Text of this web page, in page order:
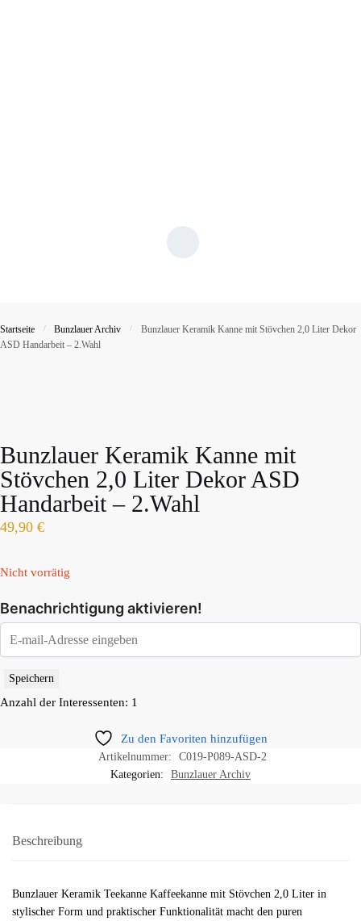
Startseite / Bunzlauer Archiv /
Bunzlauer Keramik Kanne mit Stövchen 2,0 Liter Dekor
ASD Handarbeit – 2.Wahl
Bunzlauer Keramik Kanne mit
Stövchen 2,0 Liter Dekor ASD
Handarbeit – 2.Wahl
49,90 €
Nicht vorrätig
Benachrichtigung aktivieren!
Speichern
Anzahl der Interessenten: 1
Zu den Favoriten hinzufügen
Artikelnummer:
C019-P089-ASD-2
Kategorien:
Bunzlauer Archiv
Beschreibung
Bunzlauer Keramik Teekanne Kaffeekanne mit Stövchen 2,0 Liter in
stylischer Form und praktischer Funktionalität macht den puren